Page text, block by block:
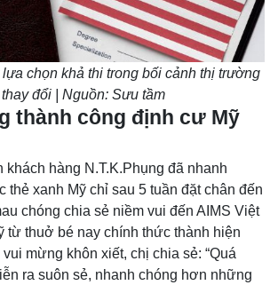
chọn khả thi trong bối cảnh thị trường
đổi | Nguồn: Sưu tầm
thành công định cư Mỹ
khách hàng N.T.K.Phụng đã nhanh
thẻ xanh Mỹ chỉ sau 5 tuần đặt chân đến
chóng chia sẻ niềm vui đến AIMS Việt
từ thuở bé nay chính thức thành hiện
mừng khôn xiết, chị chia sẻ: “Quá
ra suôn sẻ, nhanh chóng hơn những